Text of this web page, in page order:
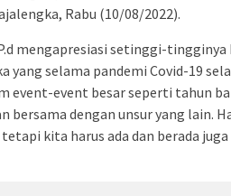
Rabu (10/08/2022).
mengapresiasi setinggi-tingginya
yang selama pandemi Covid-19
event-event besar seperti tahun
bersama dengan unsur yang lain.
kita harus ada dan berada